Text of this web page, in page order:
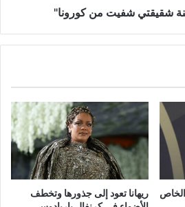
شقيقتي شفيت من كورونا"
الخاص
ريهانا تعود إلى جذورها وتخطف